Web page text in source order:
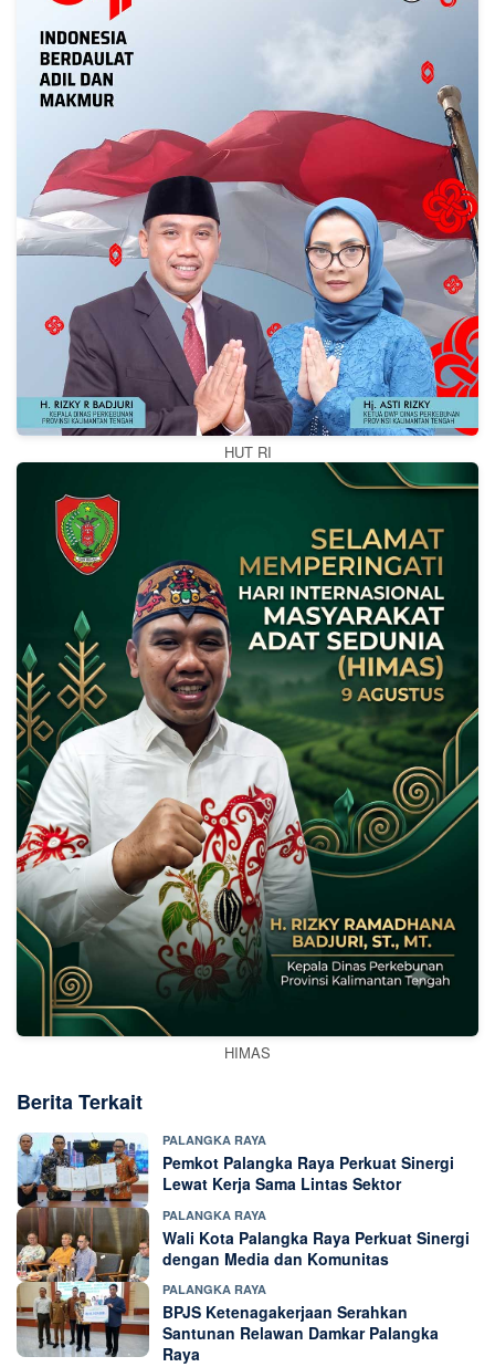
HUT RI
HIMAS
Berita Terkait
PALANGKA RAYA
Pemkot Palangka Raya Perkuat Sinergi
Lewat Kerja Sama Lintas Sektor
PALANGKA RAYA
Wali Kota Palangka Raya Perkuat Sinergi
dengan Media dan Komunitas
PALANGKA RAYA
BPJS Ketenagakerjaan Serahkan
Santunan Relawan Damkar Palangka
Raya